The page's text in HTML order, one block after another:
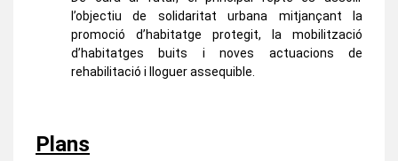
l’objectiu de solidaritat urbana mitjançant la
promoció d’habitatge protegit, la mobilització
d’habitatges buits i noves actuacions de
rehabilitació i lloguer assequible.
Plans